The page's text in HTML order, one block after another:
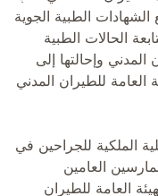
الطبية الجوية
الحالات الطبية
المدني وإحالتها إلى
للطيران المدني
الملكية للجراحين في
العامين
العامة للطيران